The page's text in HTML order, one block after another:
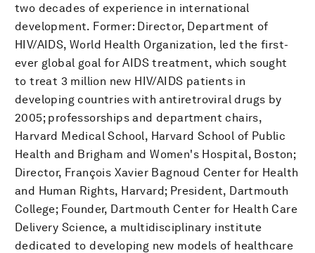
two decades of experience in international
development. Former: Director, Department of
HIV/AIDS, World Health Organization, led the first-
ever global goal for AIDS treatment, which sought
to treat 3 million new HIV/AIDS patients in
developing countries with antiretroviral drugs by
2005; professorships and department chairs,
Harvard Medical School, Harvard School of Public
Health and Brigham and Women's Hospital, Boston;
Director, François Xavier Bagnoud Center for Health
and Human Rights, Harvard; President, Dartmouth
College; Founder, Dartmouth Center for Health Care
Delivery Science, a multidisciplinary institute
dedicated to developing new models of healthcare